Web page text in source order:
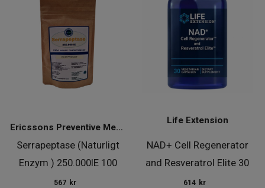
Serrapeptase (Naturligt
Enzym ) 250.000IE 100
kaps
Ericssons Preventive Medical Group
567 kr
NAD+ Cell Regenerator
and Resveratrol Elite 30
kap
Life Extension
614 kr